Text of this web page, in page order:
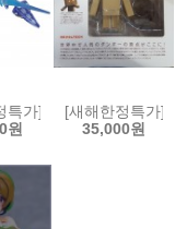
(코믹 COMIC스타워즈:북
특가]MAFEX 마펙스
원
[새해한정특가]
35,000원